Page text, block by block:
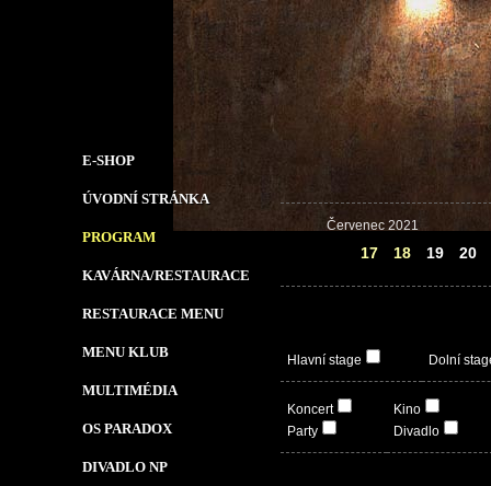
E-SHOP
ÚVODNÍ STRÁNKA
PROGRAM
KAVÁRNA/RESTAURACE
RESTAURACE MENU
MENU KLUB
MULTIMÉDIA
OS PARADOX
DIVADLO NP
Červenec 2021
17 18 19 20
Hlavní stage Dolní
Koncert
Party
Kino
Divadlo